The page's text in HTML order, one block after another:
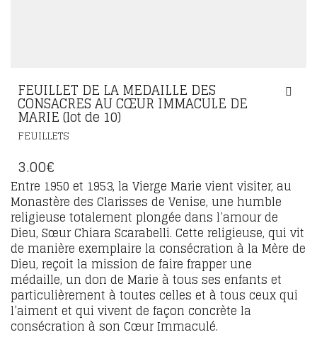
FEUILLET DE LA MEDAILLE DES
CONSACRES AU CŒUR IMMACULE DE
MARIE (lot de 10)
FEUILLETS
3.00€
Entre 1950 et 1953, la Vierge Marie vient visiter, au
Monastère des Clarisses de Venise, une humble
religieuse totalement plongée dans l’amour de
Dieu, Sœur Chiara Scarabelli. Cette religieuse, qui vit
de manière exemplaire la consécration à la Mère de
Dieu, reçoit la mission de faire frapper une
médaille, un don de Marie à tous ses enfants et
particulièrement à toutes celles et à tous ceux qui
l’aiment et qui vivent de façon concrète la
consécration à son Cœur Immaculé.